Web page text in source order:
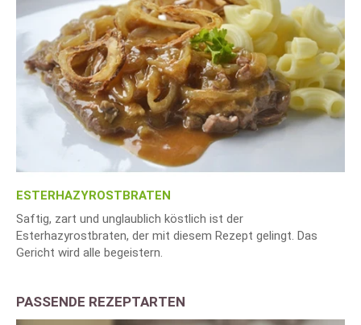
ESTERHAZYROSTBRATEN
Saftig, zart und unglaublich köstlich ist der
Esterhazyrostbraten, der mit diesem Rezept gelingt. Das
Gericht wird alle begeistern.
PASSENDE REZEPTARTEN